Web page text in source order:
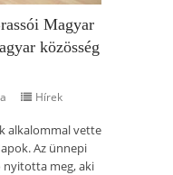
Magyar
közösség
Hírek
alkalommal vette
Az ünnepi
nyitotta meg, aki